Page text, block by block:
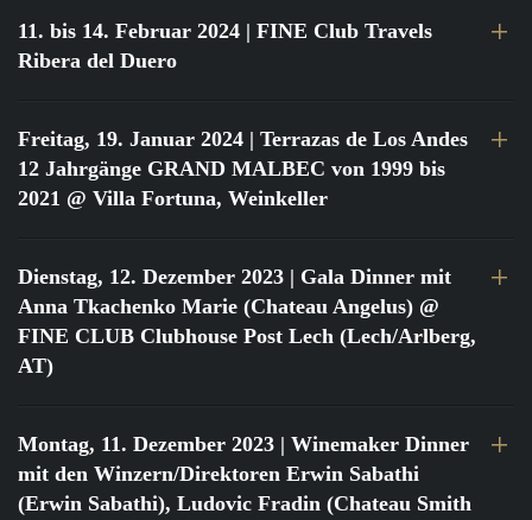
11. bis 14. Februar 2024 | FINE Club Travels
Ribera del Duero
Freitag, 19. Januar 2024 | Terrazas de Los Andes
12 Jahrgänge GRAND MALBEC von 1999 bis
2021 @ Villa Fortuna, Weinkeller
Dienstag, 12. Dezember 2023 | Gala Dinner mit
Anna Tkachenko Marie (Chateau Angelus) @
FINE CLUB Clubhouse Post Lech (Lech/Arlberg,
AT)
Montag, 11. Dezember 2023 | Winemaker Dinner
mit den Winzern/Direktoren Erwin Sabathi
(Erwin Sabathi), Ludovic Fradin (Chateau Smith